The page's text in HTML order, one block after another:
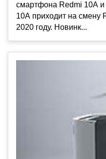
смартфона Redmi 10A
10A приходит на смену
2020 году. Новинк...